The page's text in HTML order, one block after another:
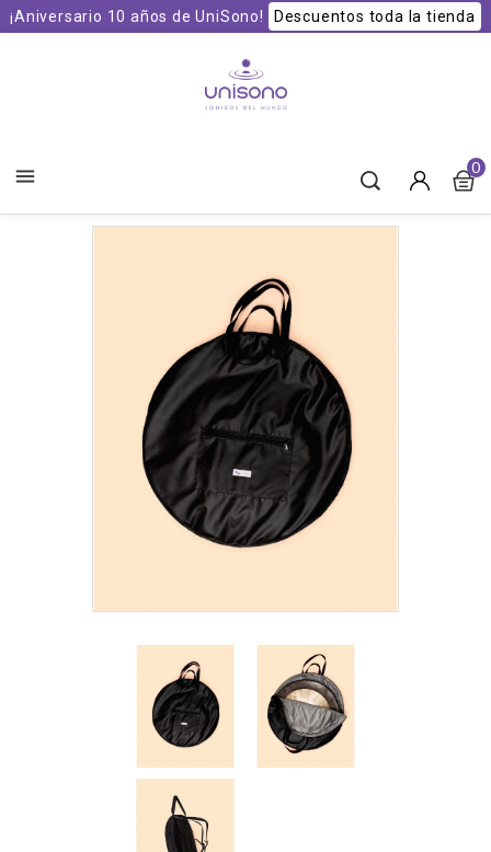
¡Aniversario 10 años de UniSono! Descuentos toda la tienda
 0